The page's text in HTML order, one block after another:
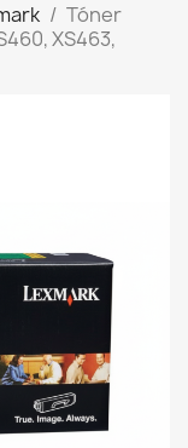
Tóner
XS463,